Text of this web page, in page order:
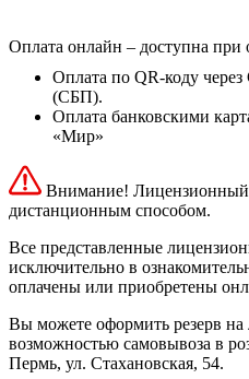
Оплата онлайн – доступна при
Оплата по QR-коду
(СБП).
Оплата банковскими
«Мир»
Внимание! Лицензионный
дистанционным способом.
Все представленные
исключительно в
оплачены или приобретены
Вы можете оформить резерв
возможностью самовывоза в
Пермь, ул. Стахановская, 54.